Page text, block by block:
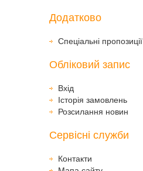
Додатково
Спеціальні пропозиції
Обліковий запис
Вхід
Історія замовлень
Розсилання новин
Сервісні служби
Контакти